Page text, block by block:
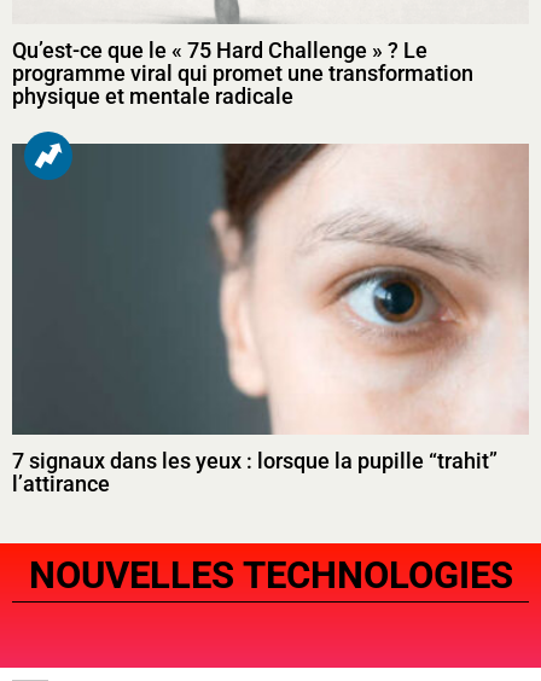
Qu’est-ce que le « 75 Hard Challenge » ? Le
programme viral qui promet une transformation
physique et mentale radicale
7 signaux dans les yeux : lorsque la pupille “trahit”
l’attirance
NOUVELLES TECHNOLOGIES